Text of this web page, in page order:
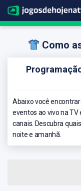
Como
Abaixo você
eventos ao vivo na
canais. Descubra
noite e amanhã.